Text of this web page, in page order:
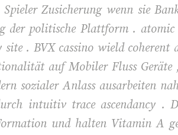
Zusicherung wenn sie
der politische Plattform .
. BVX cassino wield coherent
auf Mobiler Fluss Geräte
sozialer Anlass ausarbeiten
intuitiv trace ascendancy .
und halten Vitamin A